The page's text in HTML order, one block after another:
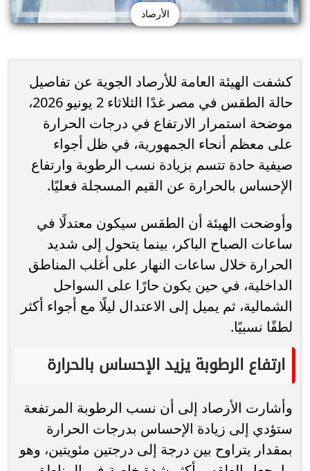
الأرصاد
كشفت الهيئة العامة للأرصاد الجوية عن تفاصيل
حالة الطقس في مصر غدًا الثلاثاء 2 يونيو 2026،
موضحة استمرار الارتفاع في درجات الحرارة
على معظم أنحاء الجمهورية، في ظل أجواء
صيفية حادة تتسم بزيادة نسب الرطوبة وارتفاع
الإحساس بالحرارة عن القيم المسجلة فعليًا.
وأوضحت الهيئة أن الطقس سيكون معتدلًا في
ساعات الصباح الباكر، بينما يتحول إلى شديد
الحرارة خلال ساعات النهار على أغلب المناطق
الداخلية، في حين يكون حارًا على السواحل
الشمالية، ثم يميل إلى الاعتدال ليلًا مع أجواء أكثر
لطفًا نسبيًا.
ارتفاع الرطوبة يزيد الإحساس بالحرارة
وأشارت الأرصاد إلى أن نسب الرطوبة المرتفعة
ستؤدي إلى زيادة الإحساس بدرجات الحرارة
بمقدار يتراوح بين درجة إلى درجتين مئويتين، وهو